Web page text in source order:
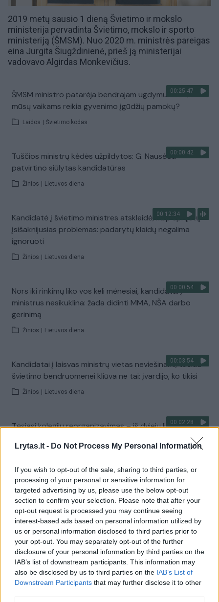
Lrytas.lt - Do Not Process My Personal Information
If you wish to opt-out of the sale, sharing to third parties, or
processing of your personal or sensitive information for
targeted advertising by us, please use the below opt-out
section to confirm your selection. Please note that after your
opt-out request is processed you may continue seeing
interest-based ads based on personal information utilized by
us or personal information disclosed to third parties prior to
your opt-out. You may separately opt-out of the further
disclosure of your personal information by third parties on the
IAB’s list of downstream participants. This information may
also be disclosed by us to third parties on the IAB’s List of
Downstream Participants that may further disclose it to other
2019 metų sausio 1 dieną Švietimo ir mokslo
ministerija pervadinta Švietimo, mokslo ir sporto
ministeriją (ŠMSM). Nuo 2020 m. ministrės pareigas
eina Jurgita Šiugždinienė, prieš ją ministerijai
vadovavoAlgirdas Monkevičius.
00:25:47
ŠMSM ministro patarėja bendrajam ugdymui: kodėl
mūsų vaikams reikia gyvenimo įgūdžių pamokų?
Laidos Švietimo kodas
00:00:42
Tuščios ministrų kėdės užpildytos: G. Nausėda
patvirtino siūlytas kandidatūras
Žinios Lietuvos diena
00:12:34
Kandidatė į švietimo ministres atskleidė, kaip spręstų
įsišaknijusias problemas: padarytų klaidų negalima
ignoruoti
Žinios Lietuvos diena
00:00:54
Nors iki rinkimų liko vos keli mėnesiai, kandidatai į
ministrus nesikuklina: žada didinti MMA, NŠA darbo
gerinimą
Žinios Lietuvos diena
00:03:54
Kandidatai į laisvas ministrų vietas neviešinami, tačiau
švietimo bendruomenei kliūva ne tai: įvardijo, ko tikisi
Žinios Lietuvos diena
00:02:28
Tęsiasi kolegijų reorganizavimas – iš dviejų liks tik viena
00:03:30
Nors ŠMSM įsiklausė į pastabas ir žada pokyčius, jais
patenkinti ne visi: esą kuriamos naujos problemos
Žinios | Lietuvos diena
00:17:20
ŠMSM pristatė egzaminų pokyčius: aptarė, kas keisis
nuo ateinančių mokslo metų
Žinios | Lietuvos diena